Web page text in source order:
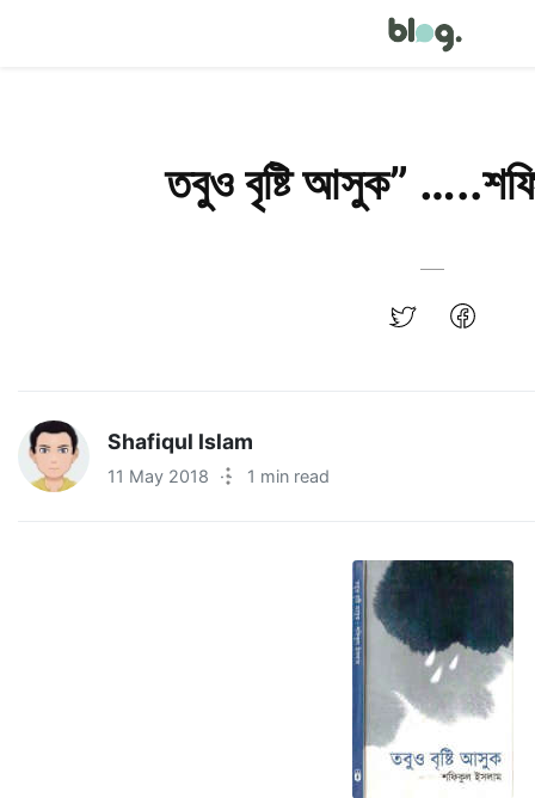
তবুও বৃষ্টি আসুক”
Shafiqul Islam
11 May 2018 · 1 min read